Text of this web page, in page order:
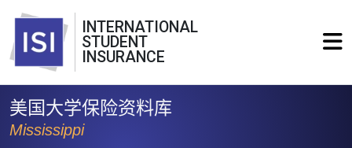
INTERNATIONAL
STUDENT
INSURANCE
美国大学保险资料库
Mississippi